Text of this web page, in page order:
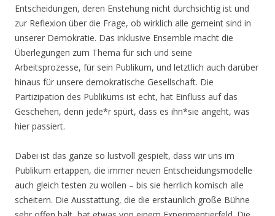
Entscheidungen, deren Enstehung nicht durchsichtig ist und
zur Reflexion über die Frage, ob wirklich alle gemeint sind in
unserer Demokratie. Das inklusive Ensemble macht die
Überlegungen zum Thema für sich und seine
Arbeitsprozesse, für sein Publikum, und letztlich auch darüber
hinaus für unsere demokratische Gesellschaft. Die
Partizipation des Publikums ist echt, hat Einfluss auf das
Geschehen, denn jede*r spürt, dass es ihn*sie angeht, was
hier passiert.
Dabei ist das ganze so lustvoll gespielt, dass wir uns im
Publikum ertappen, die immer neuen Entscheidungsmodelle
auch gleich testen zu wollen – bis sie herrlich komisch alle
scheitern. Die Ausstattung, die die erstaunlich große Bühne